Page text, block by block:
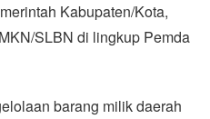
Kabupaten/Kota,
SLBN di lingkup Pemda
barang milik daerah